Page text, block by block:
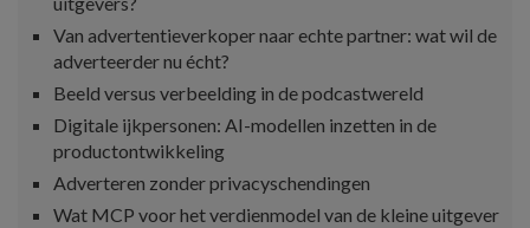
Van advertentieverkoper naar echte partner: wat wil de
adverteerder nu écht?
Beeld versus verbeelding in de podcastwereld
Digitale ijkpersonen: AI-modellen inzetten in de
productontwikkeling
Adverteren zonder privacyschendingen
Wat MCP voor het verdienmodel van de kleine uitgever